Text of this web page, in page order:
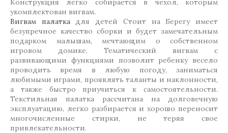
Конструкция легко собирается в чехол, которым
укомплектован вигвам.
Вигвам палаткадля детей Стоит на Берегу имеет
безупречное качество сборки и будет замечательным
подарком малышам, мечтающим о собственном
игровом домике. Тематический вигвам с
развивающими функциями позволит ребенку весело
проводить время в любую погоду, заниматься
любимыми играми, проявлять таланты и наклонности,
а также быстро приучиться к самостоятельности.
Текстильная палатка рассчитана на долговечную
эксплуатацию, легко разбирается и хорошо переносит
многочисленные стирки, не теряя свое
привлекательности.